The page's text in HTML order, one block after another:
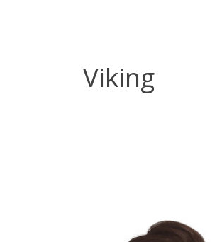
Viking